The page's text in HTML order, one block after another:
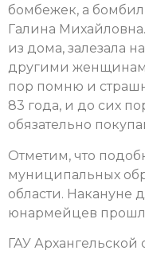
бомбежек, а
Галина
из дома, залезала
другими
пор помню и
83 года, и до сих
обязательно
Отметим, что
муниципальных
области. Накануне
юнармейцев
ГАУ Архангельской